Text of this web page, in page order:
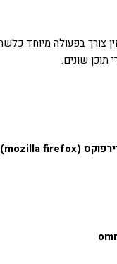
צורך בפעולה מיוחד
(mozilla firefox)